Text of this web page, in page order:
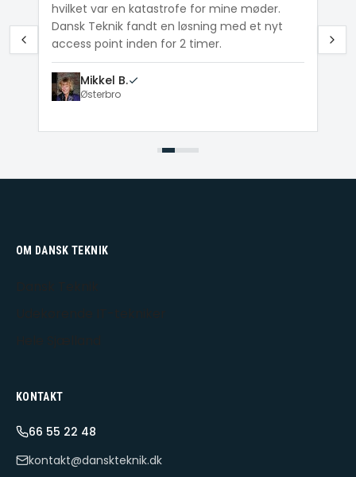
hvilket var en katastrofe for mine møder.
Dansk Teknik fandt en løsning med et nyt
access point inden for 2 timer.
Mikkel B.
Østerbro
OM DANSK TEKNIK
KONTAKT
66 55 22 48
kontakt@danskteknik.dk